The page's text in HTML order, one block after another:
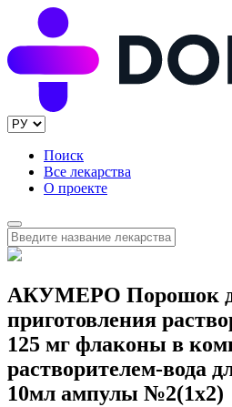
Поиск
Все лекарства
О проекте
АКУМЕРО Порошок
приготовления
125 мг флаконы в
растворителем-вода
10мл ампулы №2(1x2)